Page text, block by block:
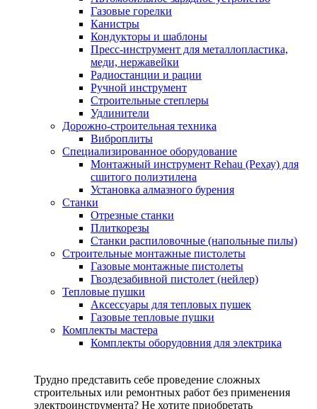
Газовые горелки
Канистры
Кондукторы и шаблоны
Пресс-инструмент для металлопластика,
меди, нержавейки
Радиостанции и рации
Ручной инструмент
Строительные степлеры
Удлинители
Дорожно-строительная техника
Виброплиты
Специализированное оборудование
Монтажный инструмент Rehau (Рехау) для
сшитого полиэтилена
Установка алмазного бурения
Станки
Отрезные станки
Плиткорезы
Станки распиловочные (напольные пилы)
Строительные монтажные пистолеты
Газовые монтажные пистолеты
Гвоздезабивной пистолет (нейлер)
Тепловые пушки
Аксессуары для тепловых пушек
Газовые тепловые пушки
Комплекты мастера
Комплекты оборудовния для электрика
Трудно представить себе проведение сложных
строительных или ремонтных работ без применения
электроинструмента? Не хотите приобретать